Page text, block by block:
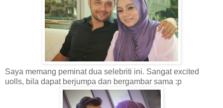
Saya memang peminat dua selebriti ini. Sangat excited
uolls, bila dapat berjumpa dan bergambar sama :p